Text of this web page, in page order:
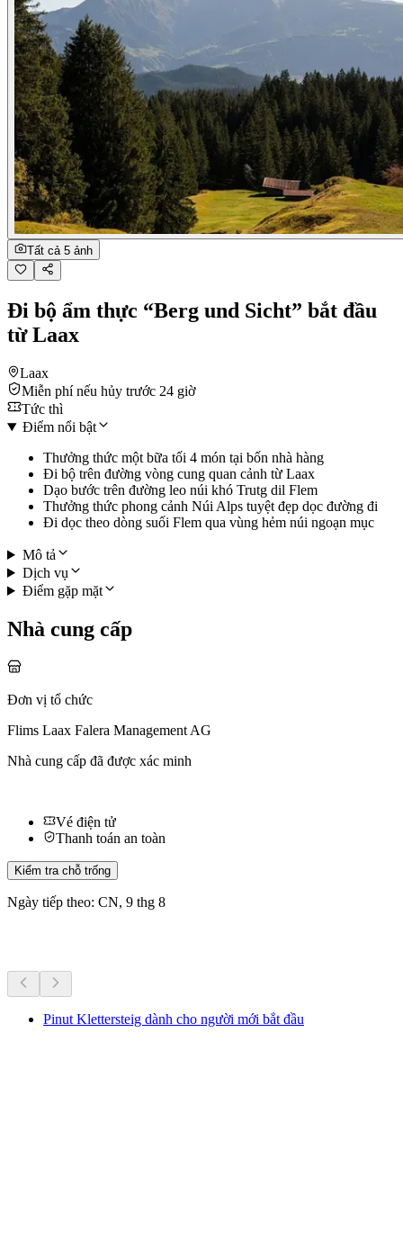
Tất cả 5 ảnh
Đi bộ ẩm thực “Berg und Sicht” bắt đầu
từ Laax
Laax
Miễn phí nếu hủy trước 24 giờ
Tức thì
Điểm nổi bật
Thưởng thức một bữa tối 4 món tại bốn nhà hàng
Đi bộ trên đường vòng cung quan cảnh từ Laax
Dạo bước trên đường leo núi khó Trutg dil Flem
Thưởng thức phong cảnh Núi Alps tuyệt đẹp dọc đường đi
Đi dọc theo dòng suối Flem qua vùng hẻm núi ngoạn mục
Mô tả
Dịch vụ
Điểm gặp mặt
Nhà cung cấp
Đơn vị tổ chức
Flims Laax Falera Management AG
Nhà cung cấp đã được xác minh
Vé điện tử
Thanh toán an toàn
Kiểm tra chỗ trống
Ngày tiếp theo: CN, 9 thg 8
Pinut Klettersteig dành cho người mới bắt đầu